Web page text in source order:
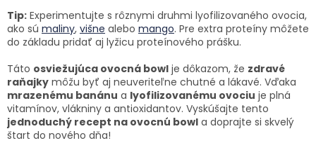
Tip: Experimentujte s rôznymi druhmi lyofilizovaného ovocia,
ako sú maliny, višne alebo mango. Pre extra proteíny môžete
do základu pridať aj lyžicu proteínového prášku.
Táto osviežujúca ovocná bowl je dôkazom, že zdravé
raňajky môžu byť aj neuveriteľne chutné a lákavé. Vďaka
mrazenému banánu a lyofilizovanému ovociu je plná
vitamínov, vlákniny a antioxidantov. Vyskúšajte tento
jednoduchý recept na ovocnú bowl a doprajte si skvelý
štart do nového dňa!